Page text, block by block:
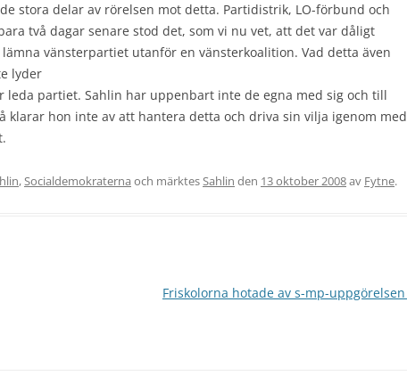
stora delar av rörelsen mot detta. Partidistrik, LO-förbund och
två dagar senare stod det, som vi nu vet, att det var dåligt
vänsterpartiet utanför en vänsterkoalition. Vad detta även
lyder
leda partiet. Sahlin har uppenbart inte de egna med sig och till
klarar hon inte av att hantera detta och driva sin vilja igenom med
,Socialdemokraterna och märktesSahlin den 13 oktober 2008av Fytne.
Friskolorna hotade av s-mp-uppgörelsen